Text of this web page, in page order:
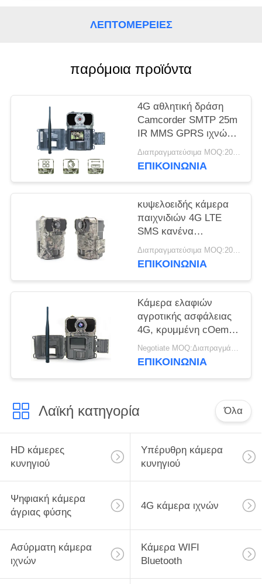
ΠΟΛΙΤΙΚΉ
ΑΠΟΡΡΉΤΟΥ
ΛΕΠΤΟΜΈΡΕΙΕΣ
παρόμοια προϊόντα
4G αθλητική δράση
Camcorder SMTP 25m
IR MMS GPRS ιχνών
με την κυψελοειδή
κάρτα Sim
Διαπραγματεύσιμα MOQ:20pcs
ΕΠΙΚΟΙΝΩΝΙΑ
κυψελοειδής κάμερα
παιχνιδιών 4G LTE
SMS κανένα
ραδιόφωνο ΠΣΤ
πυράκτωσης PIR
Διαπραγματεύσιμα MOQ:20pcs
ΕΠΙΚΟΙΝΩΝΙΑ
Κάμερα ελαφιών
αγροτικής ασφάλειας
4G, κρυμμένη cOem
κάμερα παιχνιδιών
ιχνών Victure
Negotiate MOQ:Διαπραγμάτευση
ΕΠΙΚΟΙΝΩΝΙΑ
Λαϊκή κατηγορία Όλα
HD κάμερες
κυνηγιού
Υπέρυθρη κάμερα
κυνηγιού
Ψηφιακή κάμερα
άγριας φύσης
4G κάμερα ιχνών
Ασύρματη κάμερα
ιχνών
Κάμερα WIFI
Bluetooth